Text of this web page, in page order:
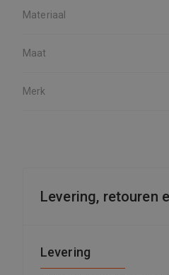
Materiaal
Maat
Merk
Levering, retouren
Levering